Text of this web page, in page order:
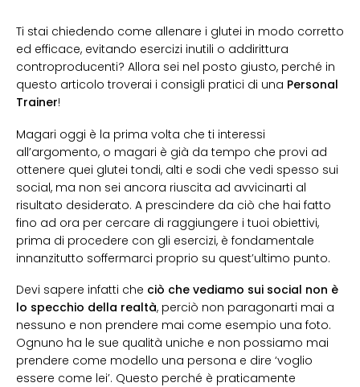
Ti stai chiedendo come allenare i glutei in modo corretto
ed efficace, evitando esercizi inutili o addirittura
controproducenti? Allora sei nel posto giusto, perché in
questo articolo troverai i consigli pratici di una Personal
Trainer!
Magari oggi è la prima volta che ti interessi
all’argomento, o magari è già da tempo che provi ad
ottenere quei glutei tondi, alti e sodi che vedi spesso sui
social, ma non sei ancora riuscita ad avvicinarti al
risultato desiderato. A prescindere da ciò che hai fatto
fino ad ora per cercare di raggiungere i tuoi obiettivi,
prima di procedere con gli esercizi, è fondamentale
innanzitutto soffermarci proprio su quest’ultimo punto.
Devi sapere infatti che ciò che vediamo sui social non è
lo specchio della realtà, perciò non paragonarti mai a
nessuno e non prendere mai come esempio una foto.
Ognuno ha le sue qualità uniche e non possiamo mai
prendere come modello una persona e dire ‘voglio
essere come lei’. Questo perché è praticamente